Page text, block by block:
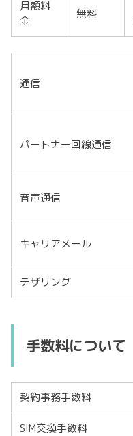
月額料
金
無料
通信
パートナー回線通信
音声通信
キャリアメール
テザリング
手数料について
契約事務手数料
SIM交換手数料